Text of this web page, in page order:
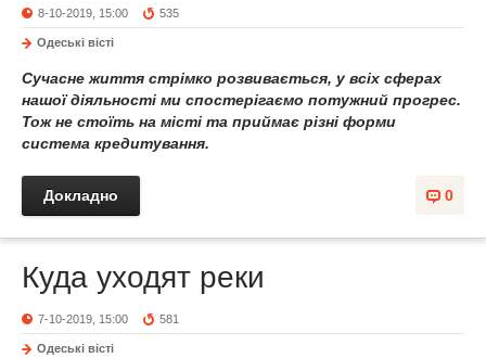
8-10-2019, 15:00 535
Одеськi вiстi
Сучасне життя стрімко розвивається, у всіх сферах
нашої діяльності ми спостерігаємо потужний прогрес.
Тож не стоїть на місті та приймає різні форми
система кредитування.
0
Докладно
Куда уходят реки
7-10-2019, 15:00 581
Одеськi вiстi